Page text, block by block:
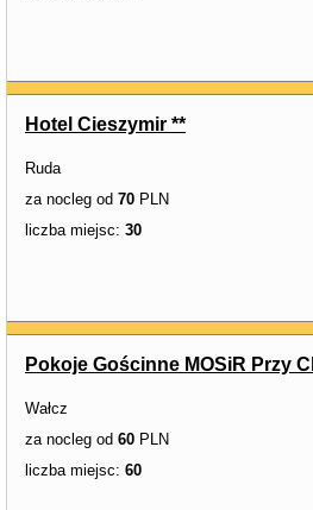
Hotel Cieszymir **
Ruda
za nocleg od 70 PLN
liczba miejsc: 30
Pokoje Gościnne MOSiR Przy
Wałcz
za nocleg od 60 PLN
liczba miejsc: 60